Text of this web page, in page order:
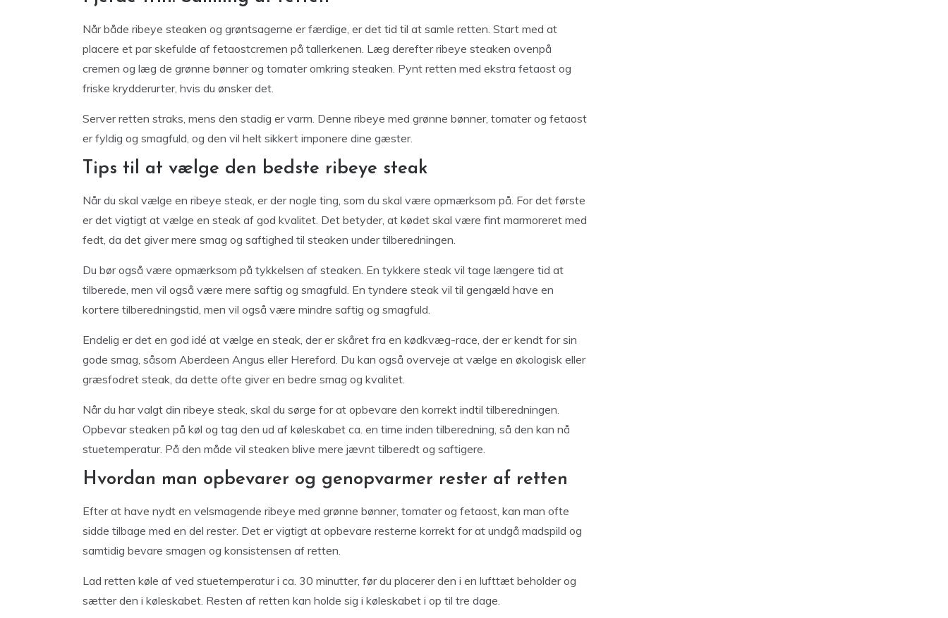
Når både ribeye steaken og grøntsagerne er færdige, er det tid til at samle retten. Start med at
placere et par skefulde af fetaostcremen på tallerkenen. Læg derefter ribeye steaken ovenpå
cremen og læg de grønne bønner og tomater omkring steaken. Pynt retten med ekstra fetaost og
friske krydderurter, hvis du ønsker det.
Server retten straks, mens den stadig er varm. Denne ribeye med grønne bønner, tomater og fetaost
er fyldig og smagfuld, og den vil helt sikkert imponere dine gæster.
Tips til at vælge den bedste ribeye steak
Når du skal vælge en ribeye steak, er der nogle ting, som du skal være opmærksom på. For det første
er det vigtigt at vælge en steak af god kvalitet. Det betyder, at kødet skal være fint marmoreret med
fedt, da det giver mere smag og saftighed til steaken under tilberedningen.
Du bør også være opmærksom på tykkelsen af steaken. En tykkere steak vil tage længere tid at
tilberede, men vil også være mere saftig og smagfuld. En tyndere steak vil til gengæld have en
kortere tilberedningstid, men vil også være mindre saftig og smagfuld.
Endelig er det en god idé at vælge en steak, der er skåret fra en kødkvæg-race, der er kendt for sin
gode smag, såsom Aberdeen Angus eller Hereford. Du kan også overveje at vælge en økologisk eller
græsfodret steak, da dette ofte giver en bedre smag og kvalitet.
Når du har valgt din ribeye steak, skal du sørge for at opbevare den korrekt indtil tilberedningen.
Opbevar steaken på køl og tag den ud af køleskabet ca. en time inden tilberedning, så den kan nå
stuetemperatur. På den måde vil steaken blive mere jævnt tilberedt og saftigere.
Hvordan man opbevarer og genopvarmer rester af retten
Efter at have nydt en velsmagende ribeye med grønne bønner, tomater og fetaost, kan man ofte
sidde tilbage med en del rester. Det er vigtigt at opbevare resterne korrekt for at undgå madspild og
samtidig bevare smagen og konsistensen af retten.
Lad retten køle af ved stuetemperatur i ca. 30 minutter, før du placerer den i en lufttæt beholder og
sætter den i køleskabet. Resten af retten kan holde sig i køleskabet i op til tre dage.